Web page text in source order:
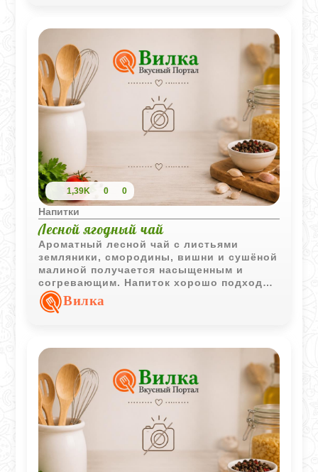
1,39K 0 0
Напитки
Лесной ягодный чай
Ароматный лесной чай с листьями
земляники, смородины, вишни и сушёной
малиной получается насыщенным и
согревающим. Напиток хорошо подходит
для уютного домашнего чаепития.
Вилка